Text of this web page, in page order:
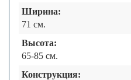
Ширина:
71 см.
Высота:
65-85 см.
Конструкция: